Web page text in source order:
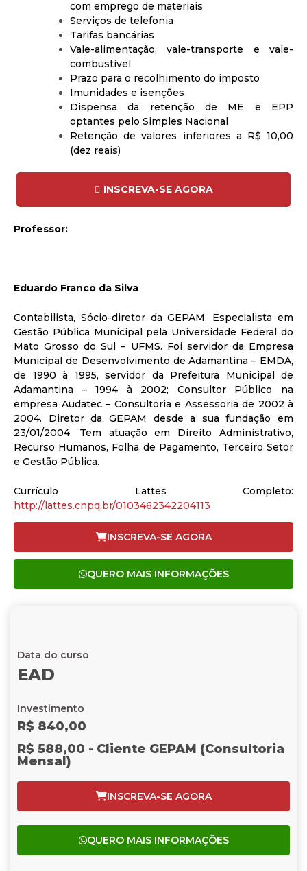
com emprego de materiais
Serviços de telefonia
Tarifas bancárias
Vale-alimentação, vale-transporte e vale-
combustível
Prazo para o recolhimento do imposto
Imunidades e isenções
Dispensa da retenção de ME e EPP
optantes pelo Simples Nacional
Retenção de valores inferiores a R$ 10,00
(dez reais)
INSCREVA-SE AGORA
Professor:
Eduardo Franco da Silva
Contabilista, Sócio-diretor da GEPAM, Especialista em
Gestão Pública Municipal pela Universidade Federal do
Mato Grosso do Sul – UFMS. Foi servidor da Empresa
Municipal de Desenvolvimento de Adamantina – EMDA,
de 1990 à 1995, servidor da Prefeitura Municipal de
Adamantina – 1994 à 2002; Consultor Público na
empresa Audatec – Consultoria e Assessoria de 2002 à
2004. Diretor da GEPAM desde a sua fundação em
23/01/2004. Tem atuação em Direito Administrativo,
Recurso Humanos, Folha de Pagamento, Terceiro Setor
e Gestão Pública.
Currículo Lattes Completo:
http://lattes.cnpq.br/0103462342204113
INSCREVA-SE AGORA
QUERO MAIS INFORMAÇÕES
Data do curso
EAD
Investimento
R$ 840,00
R$ 588,00 - Cliente GEPAM (Consultoria
Mensal)
INSCREVA-SE AGORA
QUERO MAIS INFORMAÇÕES